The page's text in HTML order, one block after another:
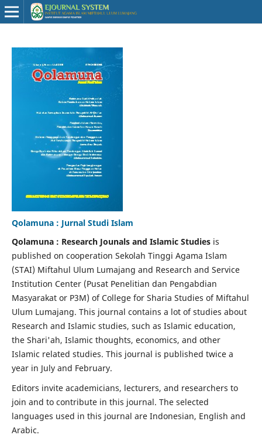
Qolamuna : Jurnal Studi Islam
Qolamuna : Research Jounals and Islamic Studies is
published on cooperation Sekolah Tinggi Agama Islam
(STAI) Miftahul Ulum Lumajang and Research and Service
Institution Center (Pusat Penelitian dan Pengabdian
Masyarakat or P3M) of College for Sharia Studies of Miftahul
Ulum Lumajang. This journal contains a lot of studies about
Research and Islamic studies, such as Islamic education,
the Shari'ah, Islamic thoughts, economics, and other
Islamic related studies. This journal is published twice a
year in July and February.
Editors invite academicians, lecturers, and researchers to
join and to contribute in this journal. The selected
languages used in this journal are Indonesian, English and
Arabic.